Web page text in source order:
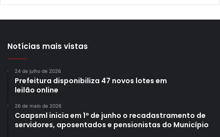
Notícias mais vistas
24 de julho de 2026
Prefeitura disponibiliza 47 novos lotes em
leilão online
26 de maio de 2026
Caapsml inicia em 1º de junho o recadastramento de
servidores, aposentados e pensionistas do Município